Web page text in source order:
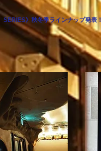
》秋冬季ラインナップ発表